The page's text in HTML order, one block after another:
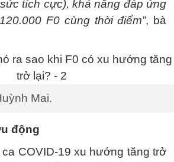
tích cực), khả năng đáp ứng
F0 cùng thời điểm”, bà
Mai.
động
COVID-19 xu hướng tăng trở